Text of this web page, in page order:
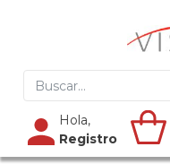
Hola,
Registro